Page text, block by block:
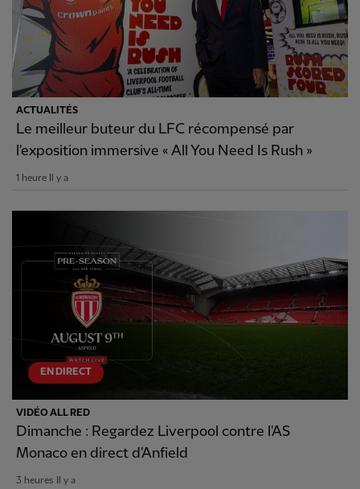
ACTUALITÉS
Le meilleur buteur du LFC récompensé par
l'exposition immersive « All You Need Is Rush »
1 heure Il y a
EN DIRECT
VIDÉO ALL RED
Dimanche : Regardez Liverpool contre l'AS
Monaco en direct d'Anfield
3 heures Il y a